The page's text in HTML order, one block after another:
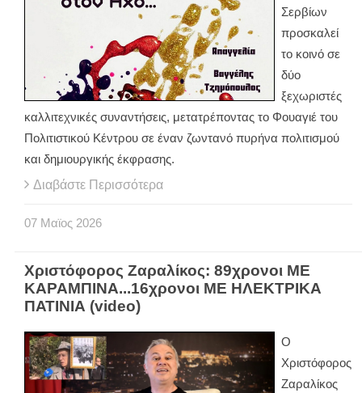
Σερβίων
προσκαλεί
το κοινό σε
δύο
ξεχωριστές
καλλιτεχνικές συναντήσεις, μετατρέποντας το Φουαγιέ του
Πολιτιστικού Κέντρου σε έναν ζωντανό πυρήνα πολιτισμού
και δημιουργικής έκφρασης.
Διαβάστε Περισσότερα
07 Μαϊος 2026
Χριστόφορος Ζαραλίκος: 89χρονοι ΜΕ
ΚΑΡΑΜΠΙΝΑ...16χρονοι ΜΕ ΗΛΕΚΤΡΙΚΑ
ΠΑΤΙΝΙΑ (video)
Ο
Χριστόφορος
Ζαραλίκος